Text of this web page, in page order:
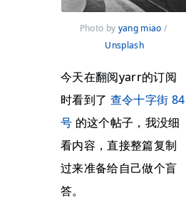
Photo by yang miao /
Unsplash
今天在翻阅yarr的订阅
时看到了 查令十字街 84
号 的这个帖子，我没细
看内容，直接整篇复制
过来准备给自己做个盲
答。